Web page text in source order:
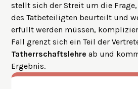
stellt sich der Streit um die
des Tatbeteiligten beurteilt und
erfüllt werden müssen,
Fall grenzt sich ein Teil der
Tatherrschaftslehre ab und
Ergebnis.